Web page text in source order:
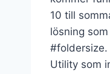
10 till
lösning
#foldersize.
Utility som